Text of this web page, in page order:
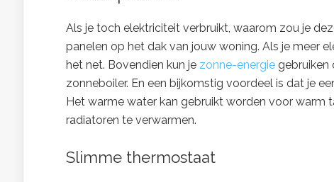
Als je toch elektriciteit verbruikt, waarom zou je
panelen op het dak van jouw woning. Als je meer
het net. Bovendien kun je zonne-energie gebruiken
zonneboiler. En een bijkomstig voordeel is dat je
Het warme water kan gebruikt worden voor
radiatoren te verwarmen.
Slimme thermostaat